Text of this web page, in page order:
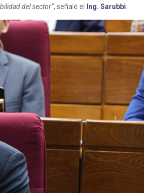
del sector”, señaló el Ing. Sarubbi.